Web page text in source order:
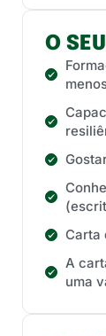
O
Carta
A
uma